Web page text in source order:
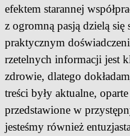
efektem starannej
z ogromną pasją dzielą
praktycznym
rzetelnych informacji jest
zdrowie, dlatego
treści były aktualne,
przedstawione w
jesteśmy również